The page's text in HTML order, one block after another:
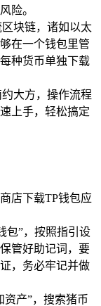
险。
块链，诸如以太
在一个钱包里管
种货币单独下载
大方，操作流程
上手，轻松搞定
店下载TP钱包应
包”，按照指引设
管好助记词，要
，务必牢记并做
资产”，搜索猪币